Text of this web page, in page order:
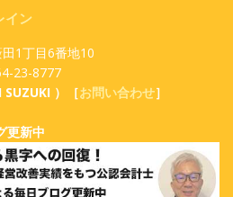
イン
1丁目6番地10
23-8777
）［お問い合わせ］
更新中